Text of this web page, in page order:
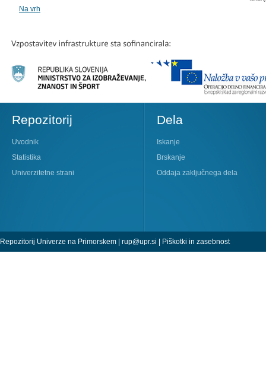
Na vrh
Repozitorij
Uvodnik
Statistika
Univerzitetne strani
Dela
Iskanje
Brskanje
Oddaja zaključnega dela
Repozitorij Univerze na Primorskem | rup@upr.si | Piškotki in zasebnost